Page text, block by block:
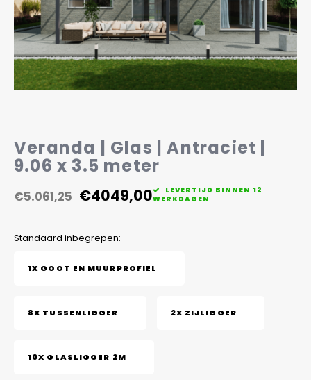
Garantie
Veelgestelde vragen
Veranda | Glas | Antraciet |
9.06 x 3.5 meter
€5.061,25 €4049,00
LEVERTIJD BINNEN 12
WERKDAGEN
Standaard inbegrepen:
1X GOOT EN MUURPROFIEL
8X TUSSENLIGGER 2X ZIJLIGGER
10X GLASLIGGER 2M